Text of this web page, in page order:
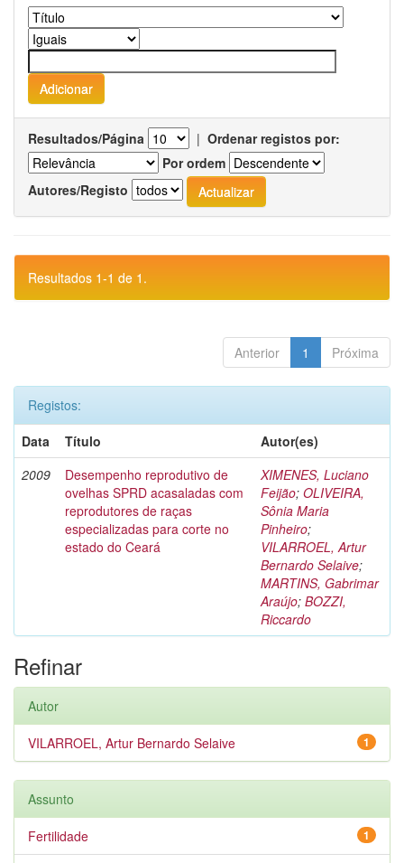
Resultados/Página | Ordenar registos por:
Por ordem
Autores/Registo
Resultados 1-1 de 1.
Anterior 1 Próxima
Registos:
Data
Título
Autor(es)
2009
Desempenho reprodutivo de
ovelhas SPRD acasaladas com
reprodutores de raças
especializadas para corte no
estado do Ceará
XIMENES, Luciano
Feijão; OLIVEIRA,
Sônia Maria
Pinheiro;
VILARROEL, Artur
Bernardo Selaive;
MARTINS, Gabrimar
Araújo; BOZZI,
Riccardo
Refinar
Autor
1
VILARROEL, Artur Bernardo Selaive
Assunto
1
Fertilidade